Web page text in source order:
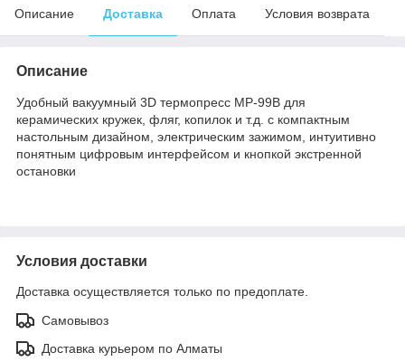
Описание Доставка Оплата Условия возврата
Описание
Удобный вакуумный 3D термопресс MP-99B для
керамических кружек, фляг, копилок и т.д. с компактным
настольным дизайном, электрическим зажимом, интуитивно
понятным цифровым интерфейсом и кнопкой экстренной
остановки
Условия доставки
Доставка осуществляется только по предоплате.
Самовывоз
Доставка курьером по Алматы